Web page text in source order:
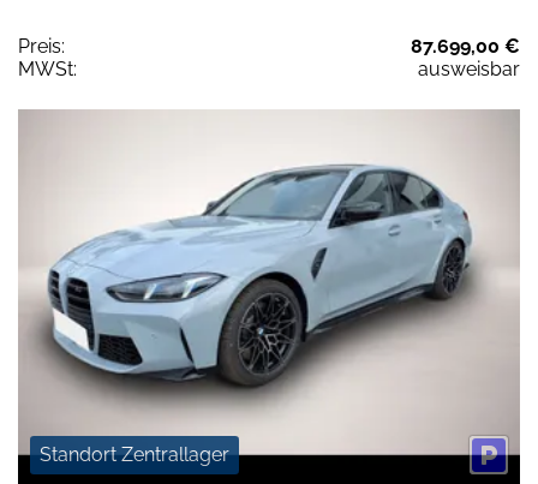
Preis:
87.699,00 €
MWSt:
ausweisbar
Standort Zentrallager